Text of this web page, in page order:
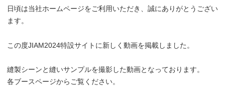
日頃は当社ホームページをご利用いただき、誠にありがとうござい
ます。
この度JIAM2024特設サイトに新しく動画を掲載しました。
縫製シーンと縫いサンプルを撮影した動画となっております。
各ブースページからご覧ください。